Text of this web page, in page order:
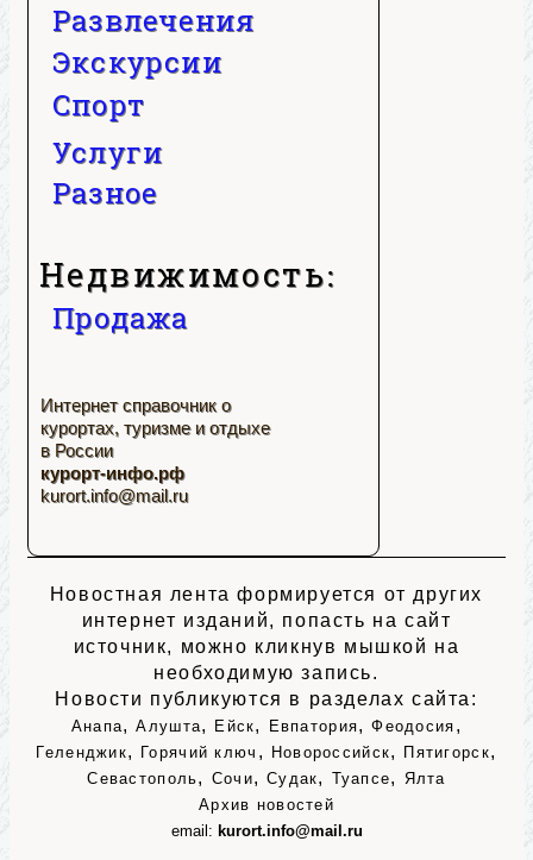
Развлечения
Экскурсии
Спорт
Услуги
Разное
Недвижимость:
Продажа
Интернет справочник о
курортах, туризме и отдыхе
в России
курорт-инфо.рф
kurort.info@mail.ru
Новостная лента формируется от других
интернет изданий, попасть на сайт
источник, можно кликнув мышкой на
необходимую запись.
Новости публикуются в разделах сайта:
Анапа,Алушта, Ейск, Евпатория,Феодосия ,
Геленджик, Горячий ключ , Новороссийск, Пятигорск,
Севастополь, Сочи, Судак, Туапсе, Ялта
Архив новостей
email: kurort.info@mail.ru